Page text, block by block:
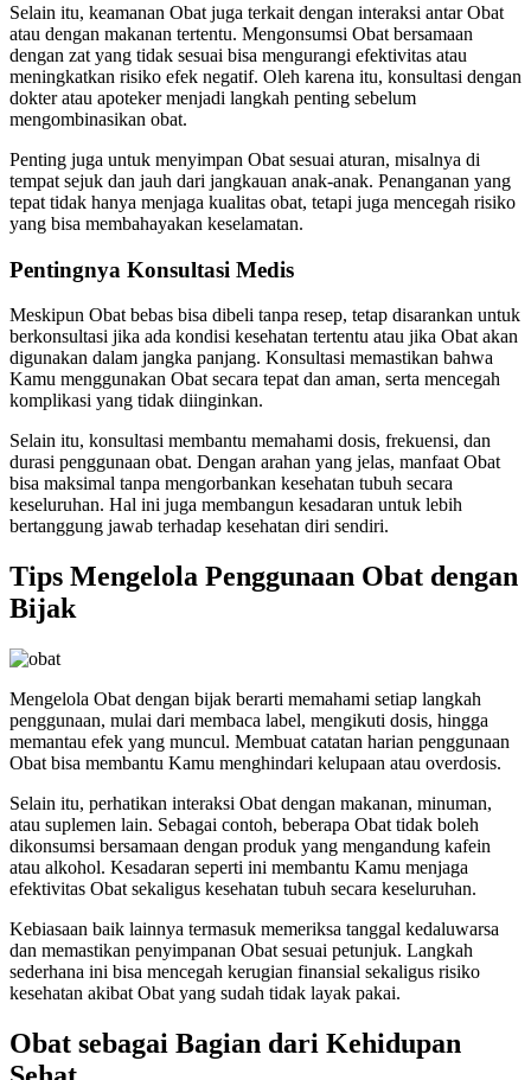
Selain itu, keamanan Obat juga terkait dengan interaksi antar Obat
atau dengan makanan tertentu. Mengonsumsi Obat bersamaan
dengan zat yang tidak sesuai bisa mengurangi efektivitas atau
meningkatkan risiko efek negatif. Oleh karena itu, konsultasi dengan
dokter atau apoteker menjadi langkah penting sebelum
mengombinasikan obat.
Penting juga untuk menyimpan Obat sesuai aturan, misalnya di
tempat sejuk dan jauh dari jangkauan anak-anak. Penanganan yang
tepat tidak hanya menjaga kualitas obat, tetapi juga mencegah risiko
yang bisa membahayakan keselamatan.
Pentingnya Konsultasi Medis
Meskipun Obat bebas bisa dibeli tanpa resep, tetap disarankan untuk
berkonsultasi jika ada kondisi kesehatan tertentu atau jika Obat akan
digunakan dalam jangka panjang. Konsultasi memastikan bahwa
Kamu menggunakan Obat secara tepat dan aman, serta mencegah
komplikasi yang tidak diinginkan.
Selain itu, konsultasi membantu memahami dosis, frekuensi, dan
durasi penggunaan obat. Dengan arahan yang jelas, manfaat Obat
bisa maksimal tanpa mengorbankan kesehatan tubuh secara
keseluruhan. Hal ini juga membangun kesadaran untuk lebih
bertanggung jawab terhadap kesehatan diri sendiri.
Tips Mengelola Penggunaan Obat dengan
Bijak
Mengelola Obat dengan bijak berarti memahami setiap langkah
penggunaan, mulai dari membaca label, mengikuti dosis, hingga
memantau efek yang muncul. Membuat catatan harian penggunaan
Obat bisa membantu Kamu menghindari kelupaan atau overdosis.
Selain itu, perhatikan interaksi Obat dengan makanan, minuman,
atau suplemen lain. Sebagai contoh, beberapa Obat tidak boleh
dikonsumsi bersamaan dengan produk yang mengandung kafein
atau alkohol. Kesadaran seperti ini membantu Kamu menjaga
efektivitas Obat sekaligus kesehatan tubuh secara keseluruhan.
Kebiasaan baik lainnya termasuk memeriksa tanggal kedaluwarsa
dan memastikan penyimpanan Obat sesuai petunjuk. Langkah
sederhana ini bisa mencegah kerugian finansial sekaligus risiko
kesehatan akibat Obat yang sudah tidak layak pakai.
Obat sebagai Bagian dari Kehidupan